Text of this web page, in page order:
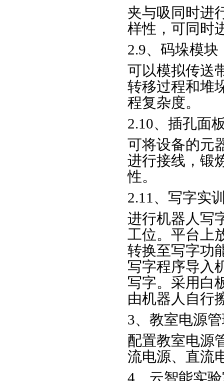
夹与吸同时进
样性，可同时
2.9、码垛模块
可以模拟传送
转移过程和堆
程复杂度。
2.10、插孔面
可将设备的元
进行接线，锻
性。
2.11、写字实
进行机器人写
工位。平台上
转换至写字功
写字程序导入
写字。采用白
由机器人自行
3、教室电源
配置教室电源
流电源、直流
4、云智能实